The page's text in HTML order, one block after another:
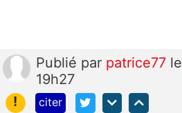
Publié par patrice77
19h27
!
citer